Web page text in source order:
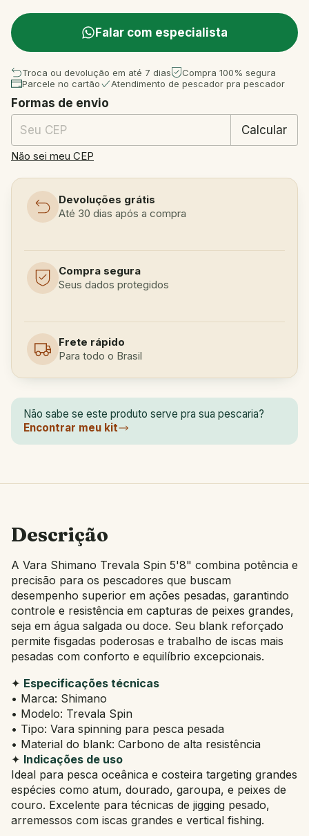
Falar com especialista
Troca ou devolução em até 7 dias
Compra 100% segura
Parcele no cartão
Atendimento de pescador pra pescador
Entregas para o CEP:
Formas de envio
Calcular
Não sei meu CEP
Devoluções grátis
Até 30 dias após a compra
Compra segura
Seus dados protegidos
Frete rápido
Para todo o Brasil
Não sabe se este produto serve pra sua pescaria?
Encontrar meu kit
Descrição
A Vara Shimano Trevala Spin 5'8" combina potência e
precisão para os pescadores que buscam
desempenho superior em ações pesadas, garantindo
controle e resistência em capturas de peixes grandes,
seja em água salgada ou doce. Seu blank reforçado
permite fisgadas poderosas e trabalho de iscas mais
pesadas com conforto e equilíbrio excepcionais.
✦ Especificações técnicas
• Marca: Shimano
• Modelo: Trevala Spin
• Tipo: Vara spinning para pesca pesada
• Material do blank: Carbono de alta resistência
✦ Indicações de uso
Ideal para pesca oceânica e costeira targeting grandes
espécies como atum, dourado, garoupa, e peixes de
couro. Excelente para técnicas de jigging pesado,
arremessos com iscas grandes e vertical fishing.